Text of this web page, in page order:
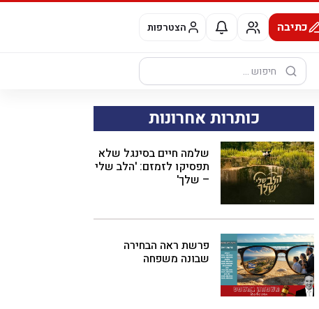
כתיבה הצטרפות
חיפוש:
כותרות אחרונות
שלמה חיים בסינגל שלא
תפסיקו לזמזם: 'הלב שלי
– שלך'
פרשת ראה הבחירה
שבונה משפחה